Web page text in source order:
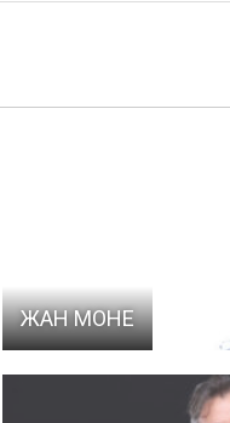
ЖАН МОНЕ